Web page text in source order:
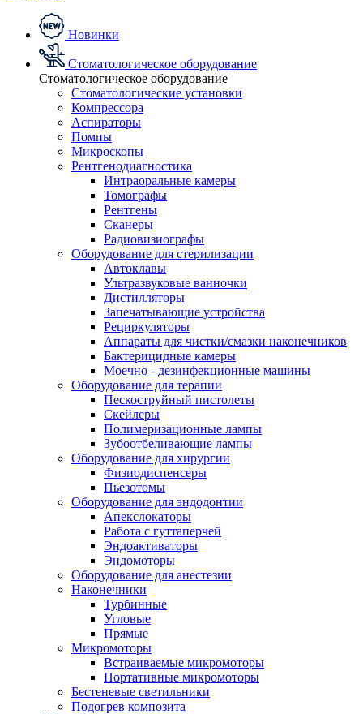
Новинки
Стоматологическое оборудование
Стоматологическое оборудование
Стоматологические установки
Компрессора
Аспираторы
Помпы
Микроскопы
Рентгенодиагностика
Интраоральные камеры
Томографы
Рентгены
Сканеры
Радиовизиографы
Оборудование для стерилизации
Автоклавы
Ультразвуковые ванночки
Дистилляторы
Запечатывающие устройства
Рециркуляторы
Аппараты для чистки/смазки наконечников
Бактерицидные камеры
Моечно - дезинфекционные машины
Оборудование для терапии
Пескоструйный пистолеты
Скейлеры
Полимеризационные лампы
Зубоотбеливающие лампы
Оборудование для хирургии
Физиодиспенсеры
Пьезотомы
Оборудование для эндодонтии
Апекслокаторы
Работа с гуттаперчей
Эндоактиваторы
Эндомоторы
Оборудование для анестезии
Наконечники
Турбинные
Угловые
Прямые
Микромоторы
Встраиваемые микромоторы
Портативные микромоторы
Бестеневые светильники
Подогрев композита